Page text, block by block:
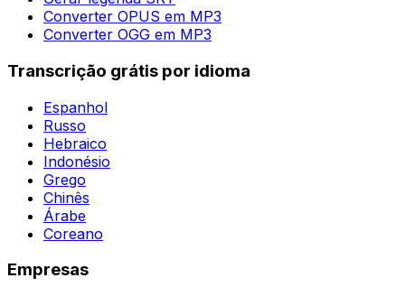
Converter OPUS em MP3
Converter OGG em MP3
Transcrição grátis por idioma
Espanhol
Russo
Hebraico
Indonésio
Grego
Chinês
Árabe
Coreano
Empresas